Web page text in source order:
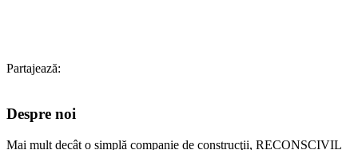
Partajează:
Despre noi
Mai mult decât o simplă companie de construcţii, RECONSCIVIL